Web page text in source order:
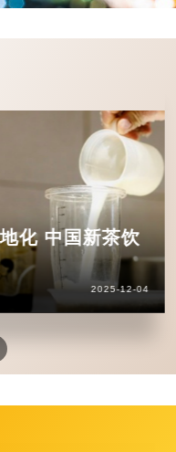
化 中国新茶饮
2025-12-04